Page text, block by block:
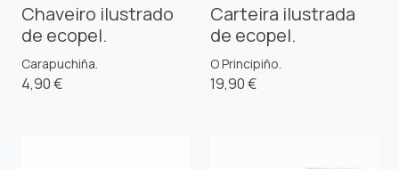
Chaveiro ilustrado
de ecopel.
Carapuchiña.
4,90 €
Carteira ilustrada
de ecopel.
O Principiño.
19,90 €